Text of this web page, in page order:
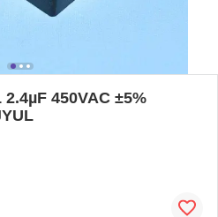
450VAC ±5%